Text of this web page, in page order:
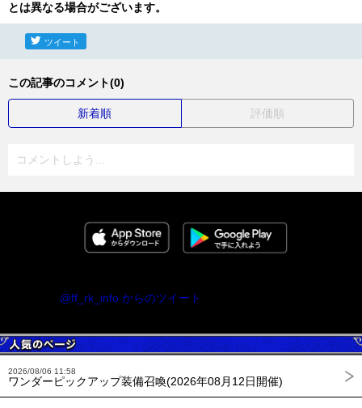
とは異なる場合がございます。
ツイート
この記事のコメント(0)
新着順 評価順
コメントしよう...
@ff_rk_info からのツイート
2026/08/06 11:58
ワンダーピックアップ装備召喚(2026年08月12日開催)